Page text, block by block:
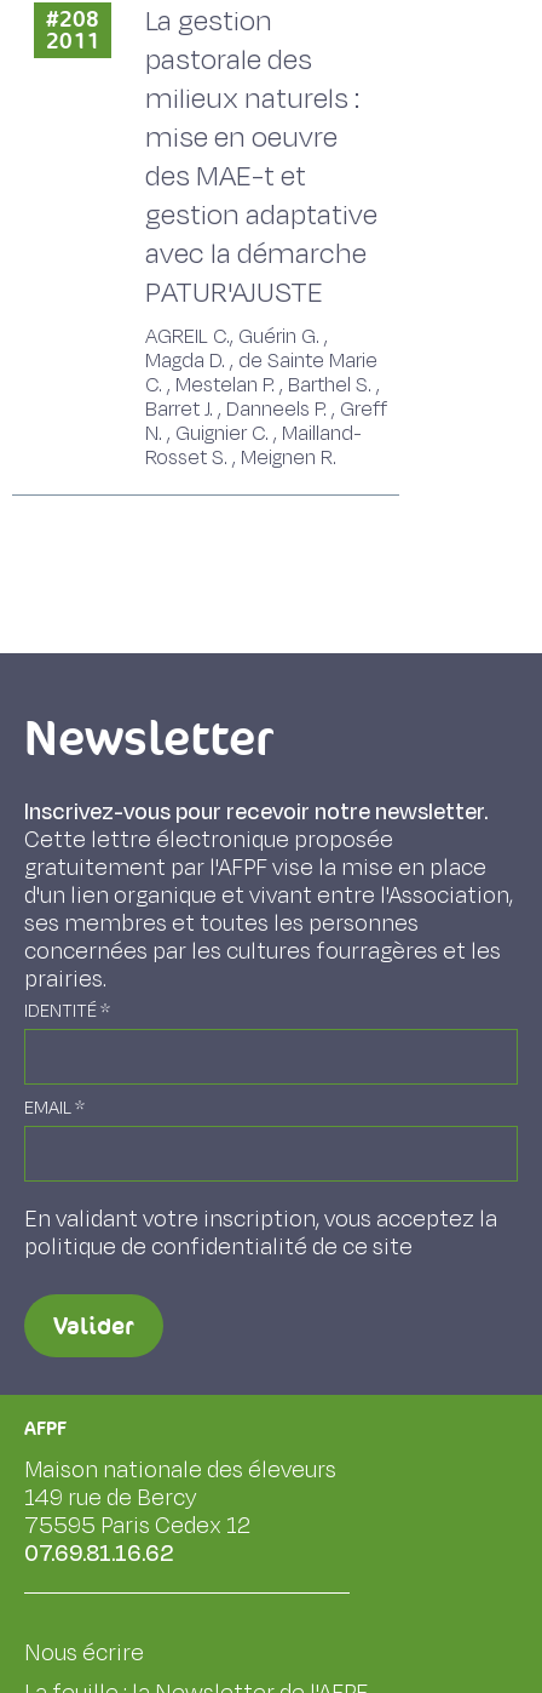
#208
2011
La gestion
pastorale des
milieux naturels :
mise en oeuvre
des MAE-t et
gestion adaptative
avec la démarche
PATUR'AJUSTE
AGREIL C., Guérin G. ,
Magda D. , de Sainte Marie
C. , Mestelan P. , Barthel S. ,
Barret J. , Danneels P. , Greff
N. , Guignier C. , Mailland-
Rosset S. , Meignen R.
Newsletter
Inscrivez-vous pour recevoir notre newsletter.
Cette lettre électronique proposée
gratuitement par l'AFPF vise la mise en place
d'un lien organique et vivant entre l'Association,
ses membres et toutes les personnes
concernées par les cultures fourragères et les
prairies.
IDENTITÉ*
EMAIL*
En validant votre inscription, vous acceptez la
politique de confidentialité de ce site
Valider
AFPF
Maison nationale des éleveurs
149 rue de Bercy
75595 Paris Cedex 12
07.69.81.16.62
Nous écrire